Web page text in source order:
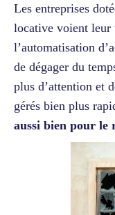
Les entreprises
locative voient leur
l’automatisation
de dégager du
plus d’attention et
gérés bien plus
aussi bien pour le